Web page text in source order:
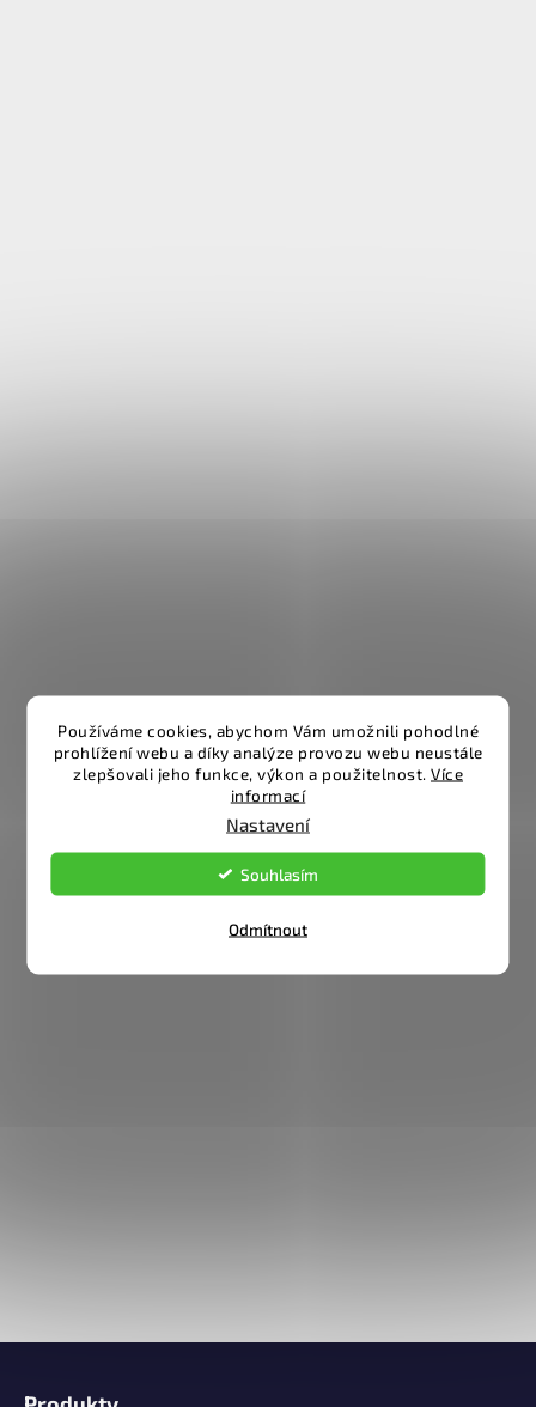
Používáme cookies, abychom Vám umožnili pohodlné
prohlížení webu a díky analýze provozu webu neustále
zlepšovali jeho funkce, výkon a použitelnost. Více
informací
Nastavení
Odmítnout
Souhlasím